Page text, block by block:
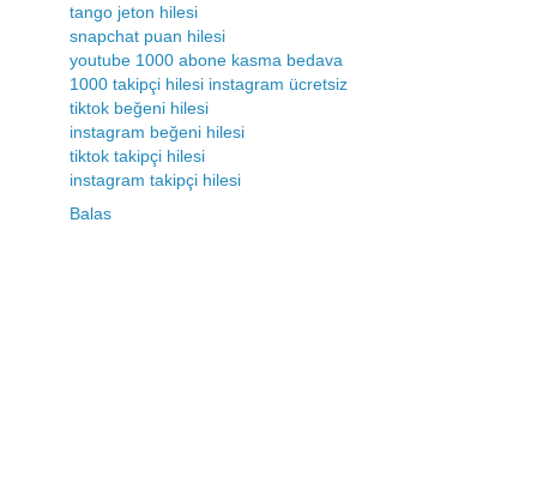
tango jeton hilesi
snapchat puan hilesi
youtube 1000 abone kasma bedava
1000 takipçi hilesi instagram ücretsiz
tiktok beğeni hilesi
instagram beğeni hilesi
tiktok takipçi hilesi
instagram takipçi hilesi
Balas